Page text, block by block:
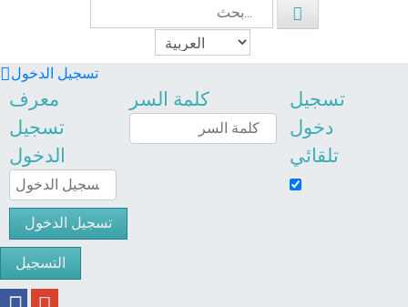
تسجيل الدخول
معرف
تسجيل
الدخول
كلمة السر
تسجيل
دخول
تلقائي
تسجيل الدخول
التسجيل